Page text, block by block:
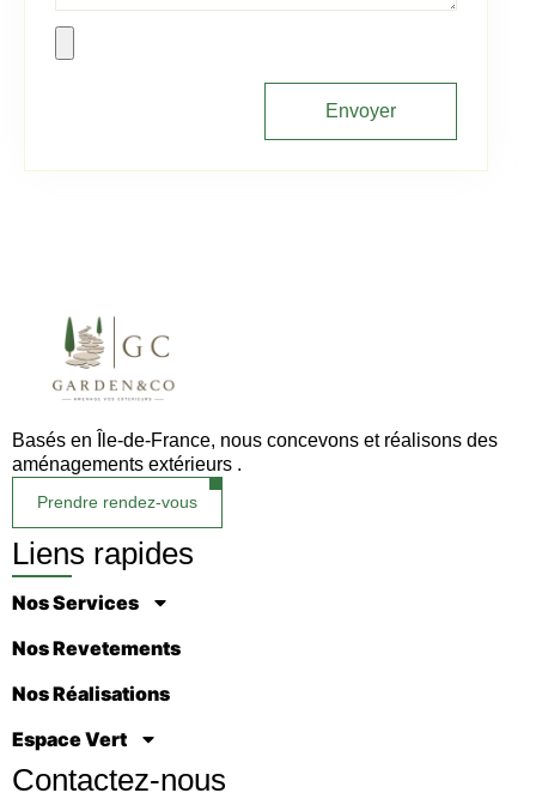
Envoyer
Basés en Île-de-France, nous concevons et réalisons des
aménagements extérieurs .
Prendre rendez-vous
Liens rapides
Nos Services
Nos Revetements
Nos Réalisations
Espace Vert
Contactez-nous